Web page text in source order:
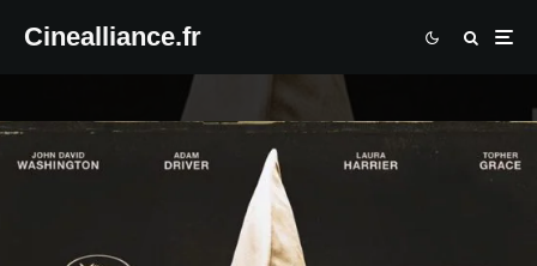
Cinealliance.fr